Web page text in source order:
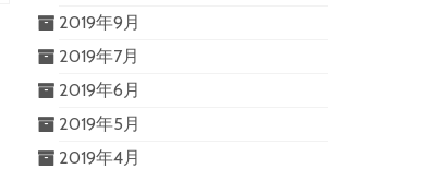
2019年9月
2019年7月
2019年6月
2019年5月
2019年4月